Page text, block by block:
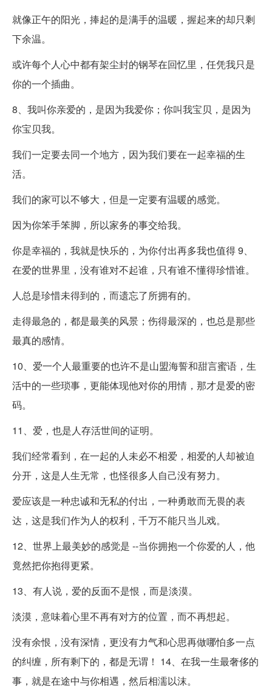
就像正午的阳光，捧起的是满手的温暖，握起来的却只剩
下余温。
或许每个人心中都有架尘封的钢琴在回忆里，任凭我只是
你的一个插曲。
8、我叫你亲爱的，是因为我爱你；你叫我宝贝，是因为
你宝贝我。
我们一定要去同一个地方，因为我们要在一起幸福的生
活。
我们的家可以不够大，但是一定要有温暖的感觉。
因为你笨手笨脚，所以家务的事交给我。
你是幸福的，我就是快乐的，为你付出再多我也值得 9、
在爱的世界里，没有谁对不起谁，只有谁不懂得珍惜谁。
人总是珍惜未得到的，而遗忘了所拥有的。
走得最急的，都是最美的风景；伤得最深的，也总是那些
最真的感情。
10、爱一个人最重要的也许不是山盟海誓和甜言蜜语，生
活中的一些琐事，更能体现他对你的用情，那才是爱的密
码。
11、爱，也是人存活世间的证明。
我们经常看到，在一起的人未必不相爱，相爱的人却被迫
分开，这是人生无常，也怪很多人自己没有努力。
爱应该是一种忠诚和无私的付出，一种勇敢而无畏的表
达，这是我们作为人的权利，千万不能只当儿戏。
12、世界上最美妙的感觉是 --当你拥抱一个你爱的人，他
竟然把你抱得更紧。
13、有人说，爱的反面不是恨，而是淡漠。
淡漠，意味着心里不再有对方的位置，而不再想起。
没有余恨，没有深情，更没有力气和心思再做哪怕多一点
的纠缠，所有剩下的，都是无谓！ 14、在我一生最奢侈的
事，就是在途中与你相遇，然后相濡以沫。